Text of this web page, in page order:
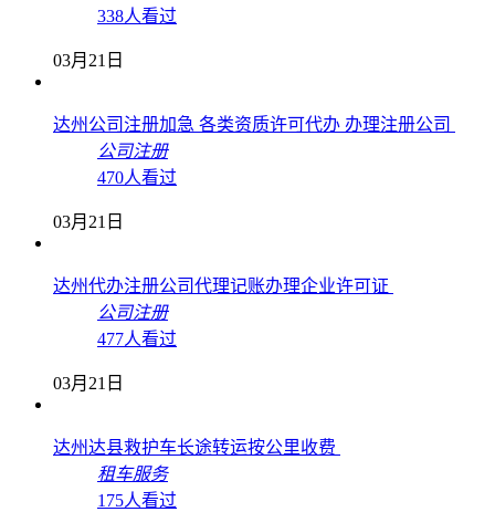
338人看过
03月21日
达州公司注册加急 各类资质许可代办 办理注册公司
公司注册
470人看过
03月21日
达州代办注册公司代理记账办理企业许可证
公司注册
477人看过
03月21日
达州达县救护车长途转运按公里收费
租车服务
175人看过